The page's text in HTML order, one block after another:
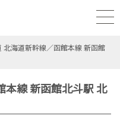
北海道新幹線／函館本線 新函館
本線 新函館北斗駅 北